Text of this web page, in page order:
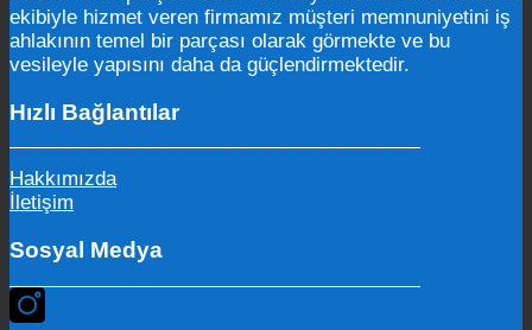
ekibiyle hizmet veren firmamız müşteri memnuniyetini iş
ahlakının temel bir parçası olarak görmekte ve bu
vesileyle yapısını daha da güçlendirmektedir.
Hızlı Bağlantılar
Hakkımızda
İletişim
Sosyal Medya